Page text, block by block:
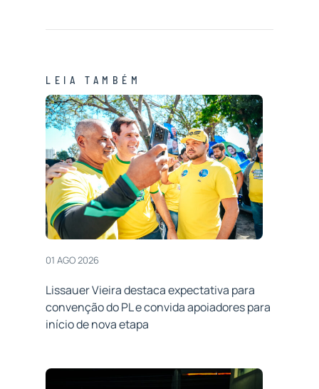
LEIA TAMBÉM
01 AGO 2026
Lissauer Vieira destaca expectativa para
convenção do PL e convida apoiadores para
início de nova etapa